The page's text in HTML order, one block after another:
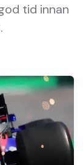
tid innan